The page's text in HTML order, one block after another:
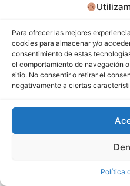
Para ofrecer las mejores
cookies para almacenar y/o
consentimiento de estas
el comportamiento de navegación
sitio. No consentir o retirar el
negativamente a ciertas
Política
Todos los derechos ©